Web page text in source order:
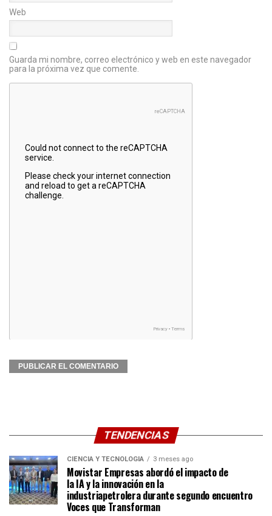
Web
Guarda mi nombre, correo electrónico y web en este navegador
para la próxima vez que comente.
TENDENCIAS
CIENCIA Y TECNOLOGÍA 3 meses ago
Movistar Empresas abordó el impacto de
la IA y la innovación en la
industriapetrolera durante segundo encuentro
Voces que Transforman